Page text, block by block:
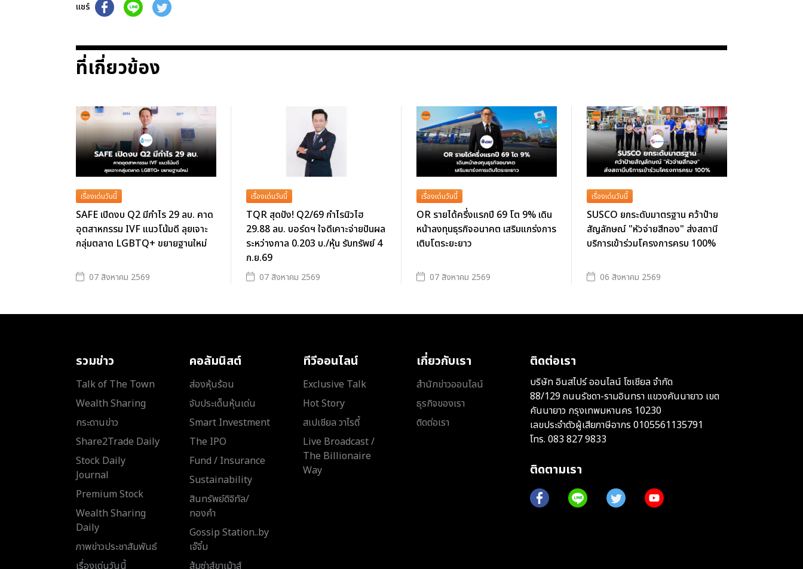
แชร์
ที่เกี่ยวข้อง
เรื่องเด่นวันนี้
SAFE เปิดงบ Q2 มีกำไร 29 ลบ. คาด
อุตสาหกรรม IVF แนวโน้มดี ลุยเจาะ
กลุ่มตลาด LGBTQ+ ขยายฐานใหม่
07 สิงหาคม 2569
เรื่องเด่นวันนี้
TQR สุดปัง! Q2/69 กำไรนิวไฮ
29.88 ลบ. บอร์ดฯ ใจดีเคาะจ่ายปันผล
ระหว่างกาล 0.203 บ./หุ้น รับทรัพย์ 4
ก.ย.69
07 สิงหาคม 2569
เรื่องเด่นวันนี้
OR รายได้ครึ่งแรกปี 69 โต 9% เดิน
หน้าลงทุนธุรกิจอนาคต เสริมแกร่งการ
เติบโตระยะยาว
07 สิงหาคม 2569
เรื่องเด่นวันนี้
SUSCO ยกระดับมาตรฐาน คว้าป้าย
สัญลักษณ์ "หัวจ่ายสีทอง" ส่งสถานี
บริการเข้าร่วมโครงการครบ 100%
06 สิงหาคม 2569
รวมข่าว
Talk of The Town
Wealth Sharing
กระดานข่าว
Share2Trade Daily
Stock Daily
Journal
Premium Stock
Wealth Sharing
Daily
ภาพข่าวประชาสัมพันธ์
คอลัมนิสต์
ส่องหุ้นร้อน
จับประเด็นหุ้นเด่น
Smart Investment
The IPO
Fund / Insurance
Sustainability
สินทรัพย์ดิจิทัล/
ทองคำ
Gossip Station..by
เจ๊จิ๋ม
ทีวีออนไลน์
Exclusive Talk
Hot Story
สเปเชียล วาไรตี้
Live Broadcast /
The Billionaire
Way
เกี่ยวกับเรา
สำนักข่าวออนไลน์
ธุรกิจของเรา
ติดต่อเรา
ติดต่อเรา
บริษัท อินสไปร์ ออนไลน์ โซเชียล จำกัด
88/129 ถนนรัชดา-รามอินทรา แขวงคันนายาว เขต
คันนายาว กรุงเทพมหานคร 10230
เลขประจำตัวผู้เสียภาษีอากร 0105561135791
โทร. 083 827 9833
ติดตามเรา